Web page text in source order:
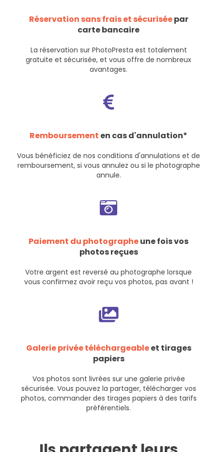
Réservation sans frais et sécuriséepar
carte bancaire
La réservation sur PhotoPresta est totalement
gratuite et sécurisée, et vous offre de nombreux
avantages.
Remboursement en cas d'annulation*
Vous bénéficiez de nos conditions d'annulations et de
remboursement, si vous annulez ou si le photographe
annule.
Paiement du photographeune fois vos
photos reçues
Votre argent est reversé au photographe lorsque
vous confirmez avoir reçu vos photos, pas avant !
Galerie privée téléchargeableet tirages
papiers
Vos photos sont livrées sur une galerie privée
sécurisée. Vous pouvez la partager, télécharger vos
photos, commander des tirages papiers à des tarifs
préférentiels.